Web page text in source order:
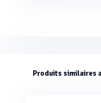
Produits similaires